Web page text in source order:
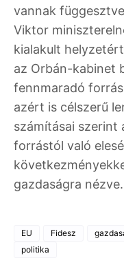
vannak
Viktor
kialakult
az Orbán-kabinet
fennmaradó
azért is célszerű
számításai szerint
forrástól való
gazdaságra nézve.
EU Fidesz
politika